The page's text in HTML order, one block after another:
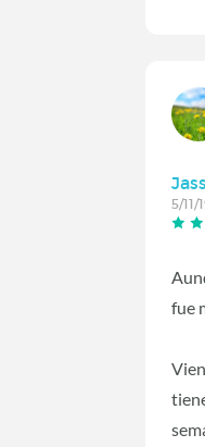
5/11/
fue